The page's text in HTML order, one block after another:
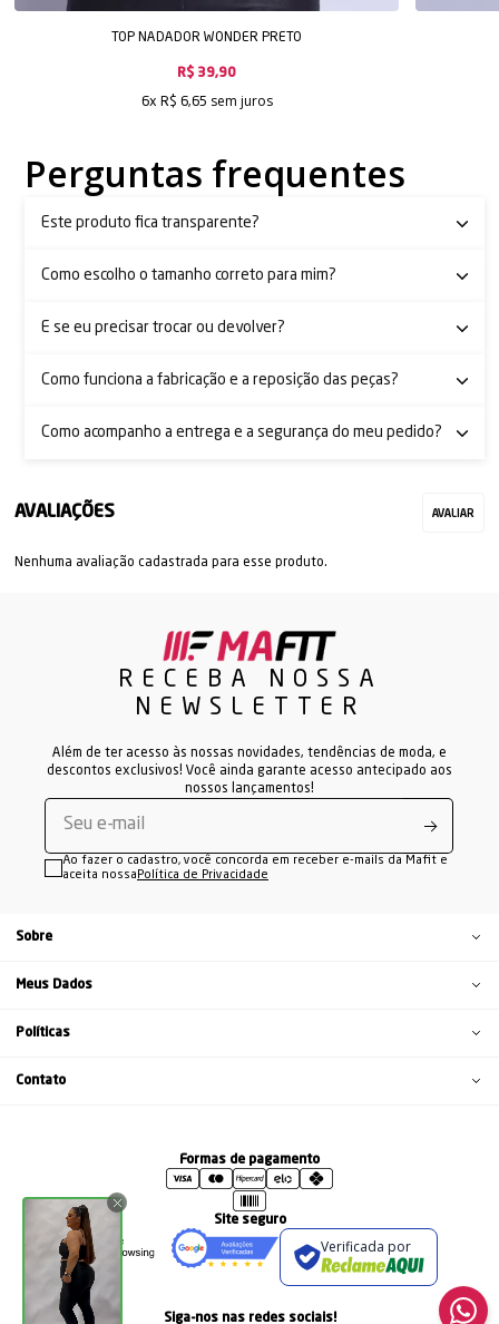
TOP NADADOR WONDER PRETO
R$ 39,90
6x R$ 6,65 sem juros
Perguntas frequentes
Este produto fica transparente?
Como escolho o tamanho correto para mim?
E se eu precisar trocar ou devolver?
Como funciona a fabricação e a reposição das peças?
Como acompanho a entrega e a segurança do meu pedido?
Nenhuma avaliação cadastrada para esse produto.
RECEBA NOSSA
NEWSLETTER
Além de ter acesso às nossas novidades, tendências de moda, e
descontos exclusivos! Você ainda garante acesso antecipado aos
nossos lançamentos!
Ao fazer o cadastro, você concorda em receber e-mails da Mafit e
aceita nossa Política de Privacidade
Sobre
Meus Dados
Políticas
Contato
Formas de pagamento
Site seguro
Verificada por
Siga-nos nas redes sociais!